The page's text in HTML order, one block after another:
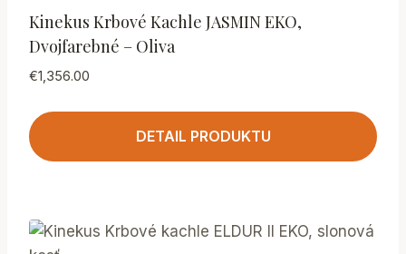
Kinekus Krbové Kachle JASMIN EKO,
Dvojfarebné – Oliva
€1,356.00
DETAIL PRODUKTU